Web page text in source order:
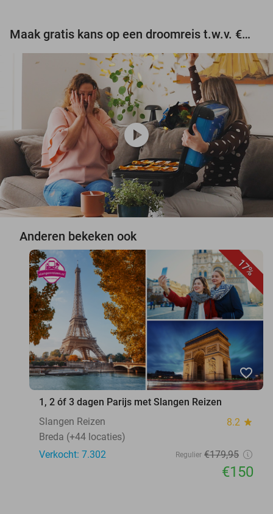
Maak gratis kans op een droomreis t.w.v. €3.000!
play_circle
Anderen bekeken ook
17%
favorite_border
1, 2 óf 3 dagen Parijs met Slangen Reizen
Slangen Reizen
8.2 star
Breda (+44 locaties)
Verkocht: 7.302
Regulier €179,95
€150